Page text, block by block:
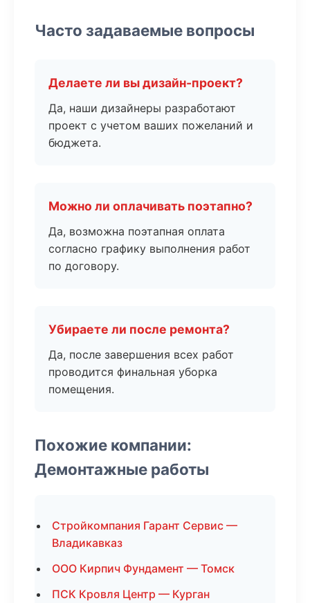
Часто задаваемые вопросы
Делаете ли вы дизайн-проект?
Да, наши дизайнеры разработают
проект с учетом ваших пожеланий и
бюджета.
Можно ли оплачивать поэтапно?
Да, возможна поэтапная оплата
согласно графику выполнения работ
по договору.
Убираете ли после ремонта?
Да, после завершения всех работ
проводится финальная уборка
помещения.
Похожие компании:
Демонтажные работы
Стройкомпания Гарант Сервис —
Владикавказ
ООО Кирпич Фундамент — Томск
ПСК Кровля Центр — Курган